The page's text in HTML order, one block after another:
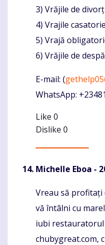
3) Vrăjile de divorț
4) Vrajile
5) Vrajă
6) Vrăjile de
E-mail: (
WhatsApp:
Like 0
Dislike 0
Michelle Eboa -
Komentaras
Vreau să profitați
vă întâlni cu
iubi restauratorul
chubygreat.com,